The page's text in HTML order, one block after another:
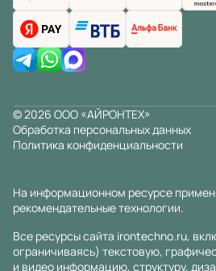
© 2026 ООО «АЙРОНТЕХ»
Обработка персональных данных
Политика конфиденциальности
На информационном ресурсе
рекомендательные технологии.
Все ресурсы сайта irontechno.ru,
ограничиваясь) текстовую,
и видео информацию, структуру,